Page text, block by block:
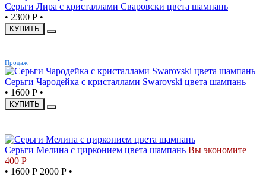
Серьги Лира с кристаллами Сваровски цвета шампань
• 2300 Р •
КУПИТЬ
Продаж
Серьги Чародейка с кристаллами Swarovski цвета шампань
• 1600 Р •
КУПИТЬ
Серьги Мелина с цирконием цвета шампань Вы экономите
400 Р
• 1600 Р 2000 Р •